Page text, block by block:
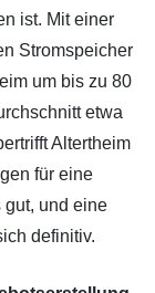
ist. Mit einer
Stromspeicher
um bis zu 80
etwa
Altertheim
für eine
und eine
definitiv.